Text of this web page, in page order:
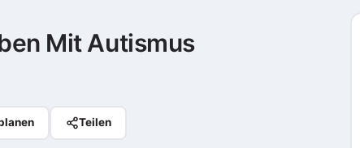
Mit Autismus
Teilen